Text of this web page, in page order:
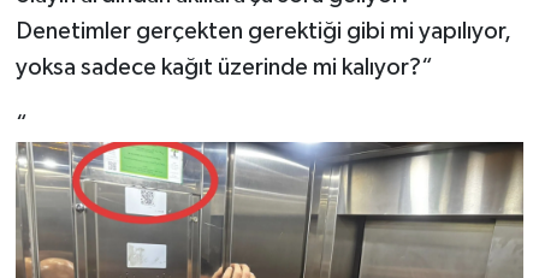
Denetimler gerçekten gerektiği gibi mi yapılıyor,
yoksa sadece kağıt üzerinde mi kalıyor?“
“